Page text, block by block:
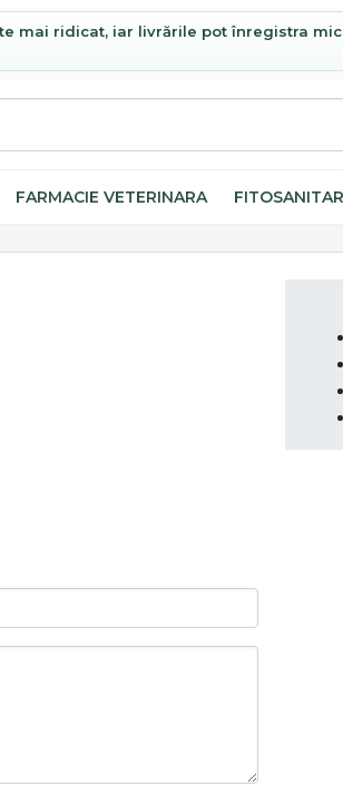
mai ridicat, iar livrările pot înregistra
FARMACIE VETERINARA